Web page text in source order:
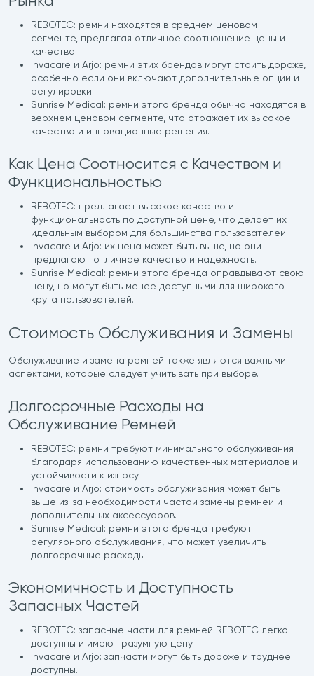
REBOTEC: ремни находятся в среднем ценовом
сегменте, предлагая отличное соотношение цены и
качества.
Invacare и Arjo: ремни этих брендов могут стоить дороже,
особенно если они включают дополнительные опции и
регулировки.
Sunrise Medical: ремни этого бренда обычно находятся в
верхнем ценовом сегменте, что отражает их высокое
качество и инновационные решения.
Как Цена Соотносится с Качеством и
Функциональностью
REBOTEC: предлагает высокое качество и
функциональность по доступной цене, что делает их
идеальным выбором для большинства пользователей.
Invacare и Arjo: их цена может быть выше, но они
предлагают отличное качество и надежность.
Sunrise Medical: ремни этого бренда оправдывают свою
цену, но могут быть менее доступными для широкого
круга пользователей.
Стоимость Обслуживания и Замены
Обслуживание и замена ремней также являются важными
аспектами, которые следует учитывать при выборе.
Долгосрочные Расходы на
Обслуживание Ремней
REBOTEC: ремни требуют минимального обслуживания
благодаря использованию качественных материалов и
устойчивости к износу.
Invacare и Arjo: стоимость обслуживания может быть
выше из-за необходимости частой замены ремней и
дополнительных аксессуаров.
Sunrise Medical: ремни этого бренда требуют
регулярного обслуживания, что может увеличить
долгосрочные расходы.
Экономичность и Доступность
Запасных Частей
REBOTEC: запасные части для ремней REBOTEC легко
доступны и имеют разумную цену.
Invacare и Arjo: запчасти могут быть дороже и труднее
доступны.